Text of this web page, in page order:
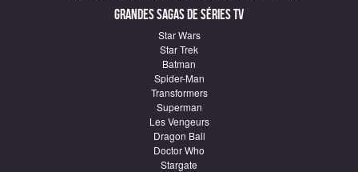
Grandes sagas de Séries TV
Star Wars
Star Trek
Batman
Spider-Man
Transformers
Superman
Les Vengeurs
Dragon Ball
Doctor Who
Stargate